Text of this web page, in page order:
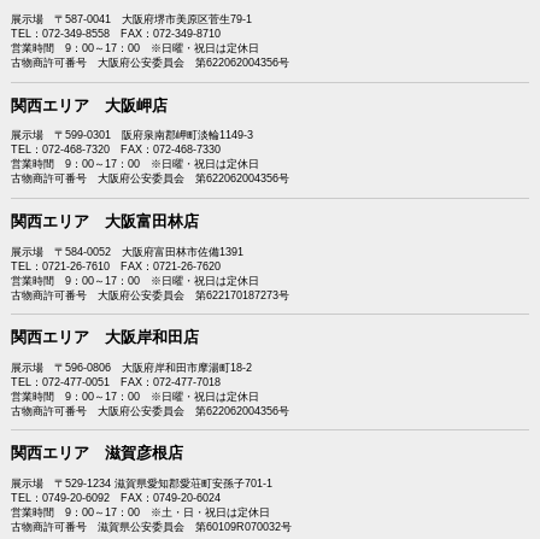
展示場 〒587-0041 大阪府堺市美原区菅生79-1
TEL：072-349-8558 FAX：072-349-8710
営業時間 9：00～17：00 ※日曜・祝日は定休日
古物商許可番号 大阪府公安委員会 第622062004356号
関西エリア 大阪岬店
展示場 〒599-0301 阪府泉南郡岬町淡輪1149-3
TEL：072-468-7320 FAX：072-468-7330
営業時間 9：00～17：00 ※日曜・祝日は定休日
古物商許可番号 大阪府公安委員会 第622062004356号
関西エリア 大阪富田林店
展示場 〒584-0052 大阪府富田林市佐備1391
TEL：0721-26-7610 FAX：0721-26-7620
営業時間 9：00～17：00 ※日曜・祝日は定休日
古物商許可番号 大阪府公安委員会 第622170187273号
関西エリア 大阪岸和田店
展示場 〒596-0806 大阪府岸和田市摩湯町18-2
TEL：072-477-0051 FAX：072-477-7018
営業時間 9：00～17：00 ※日曜・祝日は定休日
古物商許可番号 大阪府公安委員会 第622062004356号
関西エリア 滋賀彦根店
展示場 〒529-1234 滋賀県愛知郡愛荘町安孫子701-1
TEL：0749-20-6092 FAX：0749-20-6024
営業時間 9：00～17：00 ※土・日・祝日は定休日
古物商許可番号 滋賀県公安委員会 第60109R070032号